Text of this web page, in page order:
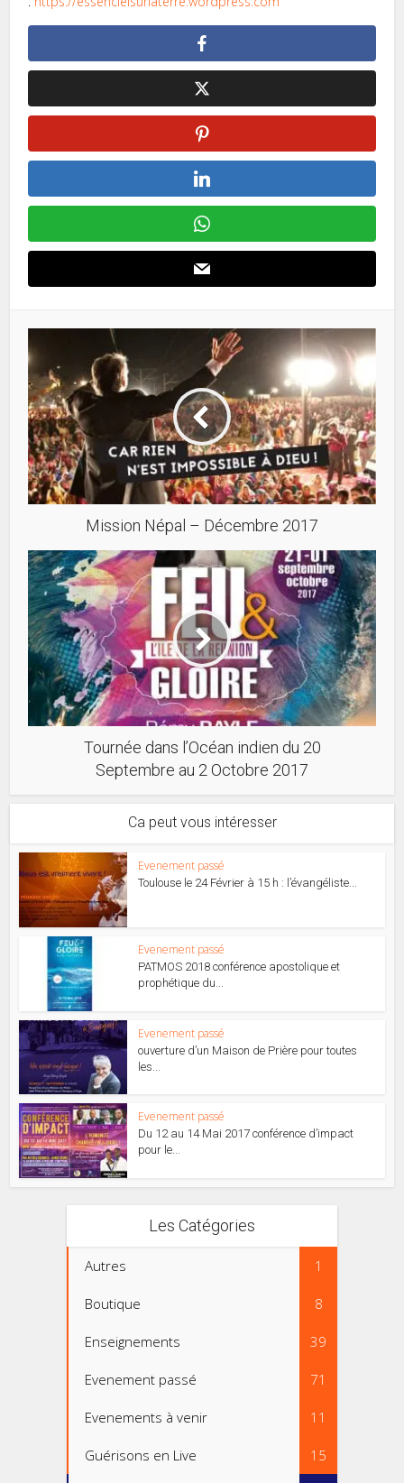
Mission Népal – Décembre 2017
Tournée dans l’Océan indien du 20
Septembre au 2 Octobre 2017
Ca peut vous intéresser
Evenement passé
Toulouse le 24 Février à 15 h : l’évangéliste...
Evenement passé
PATMOS 2018 conférence apostolique et
prophétique du...
Evenement passé
ouverture d’un Maison de Prière pour toutes
les...
Evenement passé
Du 12 au 14 Mai 2017 conférence d’impact
pour le...
Les Catégories
Autres 1
Boutique 8
Enseignements 39
Evenement passé 71
Evenements à venir 11
Guérisons en Live 15